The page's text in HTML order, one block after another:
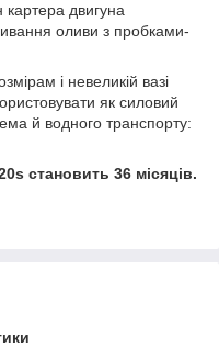
картера двигуна
оливи з пробками-
і невеликій вазі
як силовий
й водного транспорту:
становить 36 місяців.